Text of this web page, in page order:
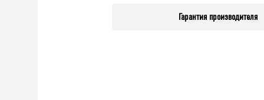
Гарантия производителя